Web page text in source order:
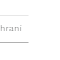
hraní